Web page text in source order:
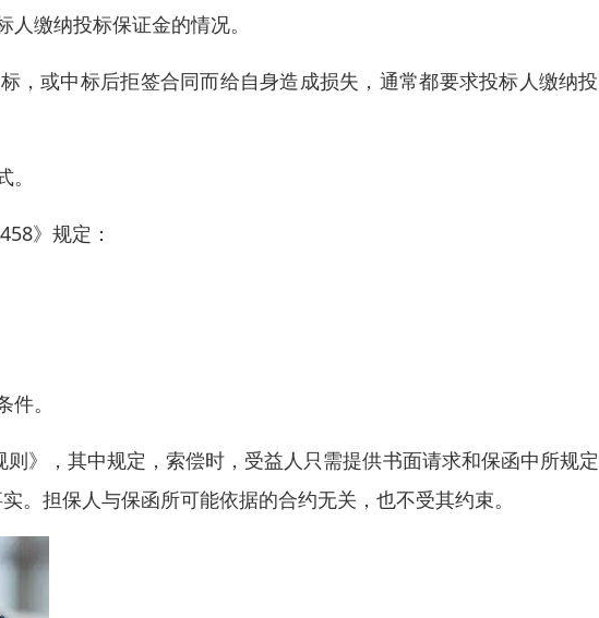
缴纳投标保证金的情况。
，或中标后拒签合同而给自身造成损失，通常都要求投标人缴纳
》规定：
。
》，其中规定，索偿时，受益人只需提供书面请求和保函中所规
。担保人与保函所可能依据的合约无关，也不受其约束。